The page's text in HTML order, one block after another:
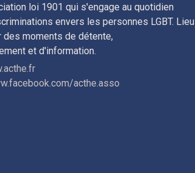
loi 1901 qui s'engage au quotidien
envers les personnes LGBT. Lieu
des moments de détente,
et d'information.
acthe.asso